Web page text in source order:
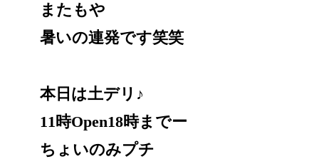
またもや
暑いの連発です笑笑
本日は土デリ♪
11時Open18時までー
ちょいのみプチ